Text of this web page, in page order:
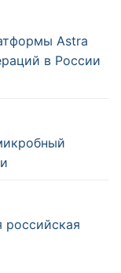
Astra
в России
российская